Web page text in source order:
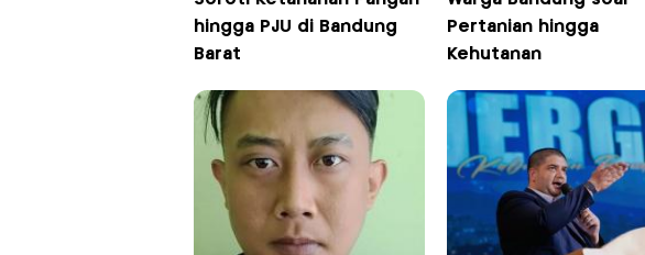
hingga PJU di Bandung
Barat
Pertanian hingga
Kehutanan